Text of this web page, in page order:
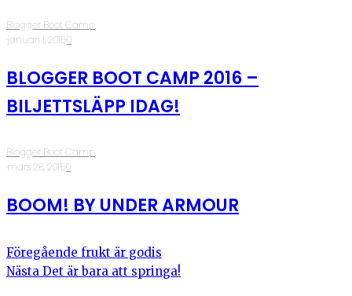
Blogger Boot Camp
·januari 1, 2016·0
BLOGGER BOOT CAMP 2016 –
BILJETTSLÄPP IDAG!
Blogger Boot Camp
·mars 28, 2015·0
BOOM! BY UNDER ARMOUR
Föregående frukt är godis
Nästa Det är bara att springa!